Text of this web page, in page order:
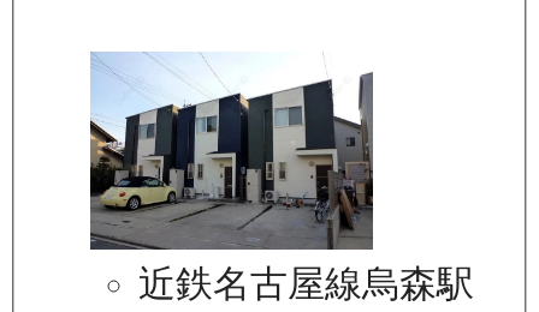
近鉄名古屋線烏森駅